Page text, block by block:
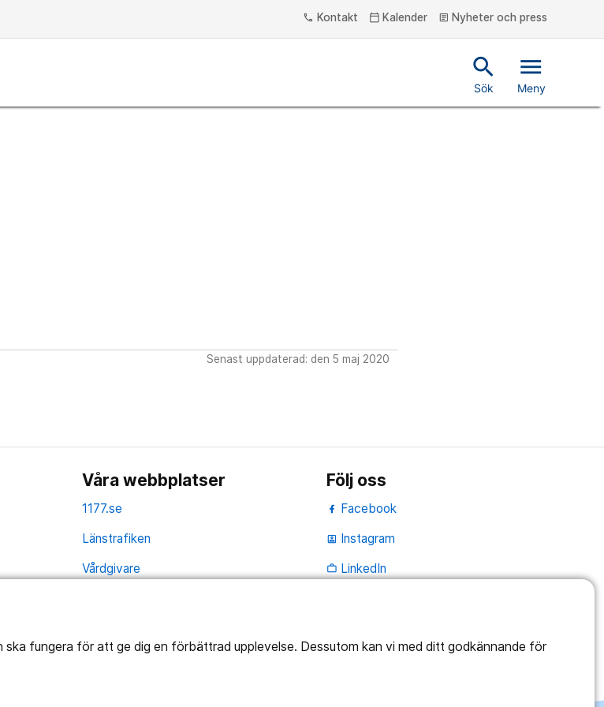
fungera för att ge dig en förbättrad upplevelse. Dessutom kan vi med ditt godkännande för
phone Kontakt calendar_today Kalender article Nyheter och press
search
Sök
menu
Meny
Senast uppdaterad: den 5 maj 2020
Våra webbplatser
1177.se
Länstrafiken
Vårdgivare
Följ oss
Facebook
portrait Instagram
work_outline LinkedIn